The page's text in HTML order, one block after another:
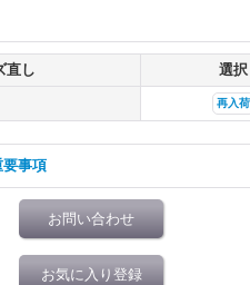
直し
選択
再入荷
要事項
お問い合わせ
お気に入り登録